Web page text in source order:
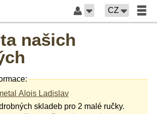
CZ
našich
Alois Ladislav
skladeb pro 2 malé ručky.